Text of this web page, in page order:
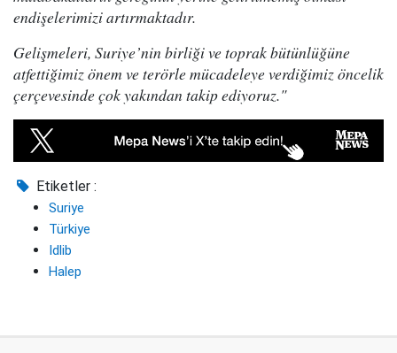
endişelerimizi artırmaktadır.
Gelişmeleri, Suriye’nin birliği ve toprak bütünlüğüne
atfettiğimiz önem ve terörle mücadeleye verdiğimiz öncelik
çerçevesinde çok yakından takip ediyoruz."
Etiketler :
Suriye
Türkiye
Idlib
Halep